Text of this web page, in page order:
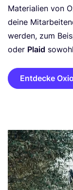
Mate­ria­li­en von
dei­ne
wer­den, zum
oder Plaid
Entdecke